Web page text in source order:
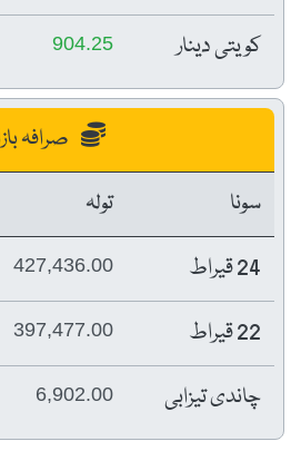
کویتی دینار 904.25
صرافہ
سونا
تولہ
24 قیراط
427,436.00
22 قیراط 397,477.00
چاندی تیزابی 6,902.00